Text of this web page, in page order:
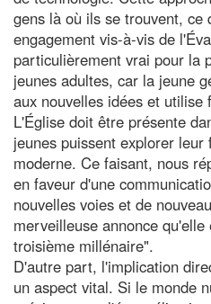
gens là où ils se trouvent, ce
engagement vis-à-vis de
particulièrement vrai pour la
jeunes adultes, car la jeune
aux nouvelles idées et utilise
L'Église doit être présente
jeunes puissent explorer
moderne. Ce faisant, nous
en faveur d'une
nouvelles voies et de
merveilleuse annonce
troisième millénaire".
D'autre part, l'implication
un aspect vital. Si le monde